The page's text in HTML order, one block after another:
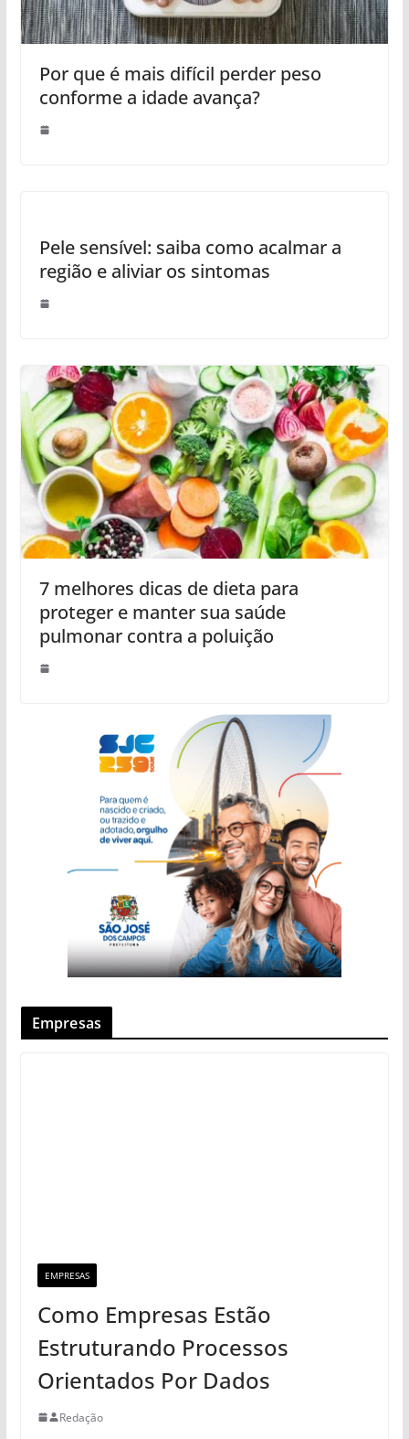
Por que é mais difícil perder peso
conforme a idade avança?
Pele sensível: saiba como acalmar a
região e aliviar os sintomas
7 melhores dicas de dieta para
proteger e manter sua saúde
pulmonar contra a poluição
Empresas
EMPRESAS
Como Empresas Estão
Estruturando Processos
Orientados Por Dados
Redação